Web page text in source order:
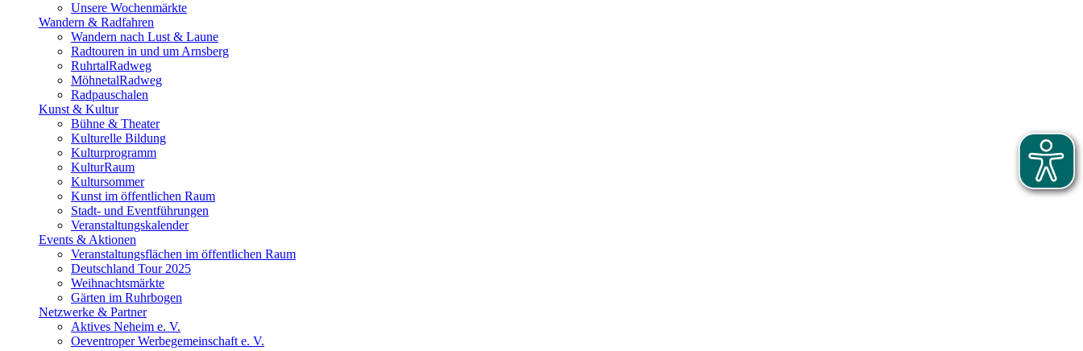
Unsere Wochenmärkte
Wandern & Radfahren
Wandern nach Lust & Laune
Radtouren in und um Arnsberg
RuhrtalRadweg
MöhnetalRadweg
Radpauschalen
Kunst & Kultur
Bühne & Theater
Kulturelle Bildung
Kulturprogramm
KulturRaum
Kultursommer
Kunst im öffentlichen Raum
Stadt- und Eventführungen
Veranstaltungskalender
Events & Aktionen
Veranstaltungsflächen im öffentlichen Raum
Deutschland Tour 2025
Weihnachtsmärkte
Gärten im Ruhrbogen
Netzwerke & Partner
Aktives Neheim e. V.
Oeventroper Werbegemeinschaft e. V.